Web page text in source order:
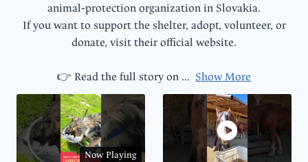
animal‑protection organization in Slovakia.
If you want to support the shelter, adopt, volunteer, or
donate, visit their official website.
👉 Read the full story on ... Show More
Now Playing